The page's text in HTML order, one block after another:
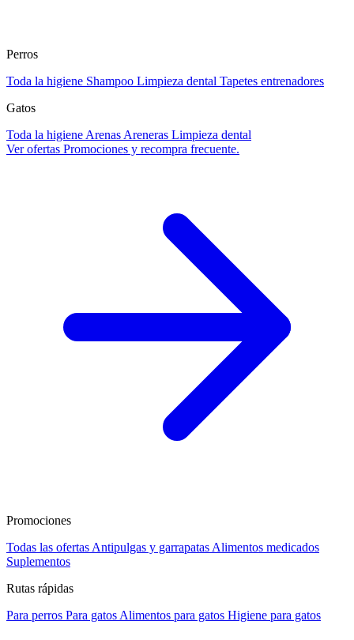
Perros
Toda la higiene Shampoo Limpieza dental Tapetes entrenadores
Gatos
Toda la higiene Arenas Areneras Limpieza dental
Ver ofertas Promociones y recompra frecuente.
Promociones
Todas las ofertas Antipulgas y garrapatas Alimentos medicados
Suplementos
Rutas rápidas
Para perros Para gatos Alimentos para gatos Higiene para gatos